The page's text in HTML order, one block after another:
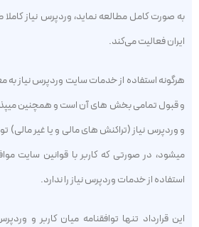
به صورت کامل مطالعه نماید، وردپرس نیاز
ایران فعالیت می‌کند.
هرگونه استفاده از خدمات سایت وردپرس نیاز به
و قبول تمامی بخش های آن است و همچنین
و وردپرس نیاز (تراکنش های مالی و یا غیر مالی)
میشود، در صورتی که کاربر با قوانین سایت
استفاده از خدمات وردپرس نیاز را ندارد.
این قرارداد تنها توافقنامه میان کاربر و